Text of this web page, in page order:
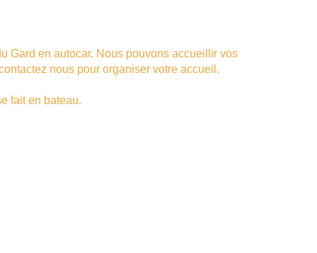
Gard en autocar. Nous pouvons accueillir vos
nous pour organiser votre accueil.
fait en bateau.